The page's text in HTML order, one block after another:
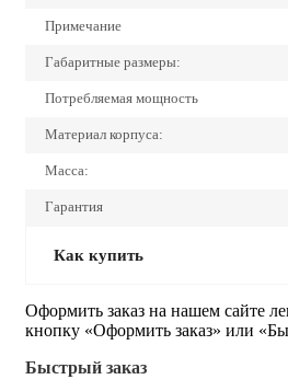
Примечание
Габаритные размеры:
Потребляемая мощность
Материал корпуса:
Масса:
Гарантия
Как купить
Оформить заказ на нашем сайте
кнопку «Оформить заказ» или
Быстрый заказ